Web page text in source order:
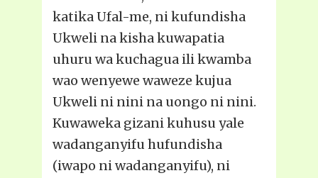
katika Ufal-me, ni kufundisha
Ukweli na kisha kuwapatia
uhuru wa kuchagua ili kwamba
wao wenyewe waweze kujua
Ukweli ni nini na uongo ni nini.
Kuwaweka gizani kuhusu yale
wadanganyifu hufundisha
(iwapo ni wadanganyifu), ni